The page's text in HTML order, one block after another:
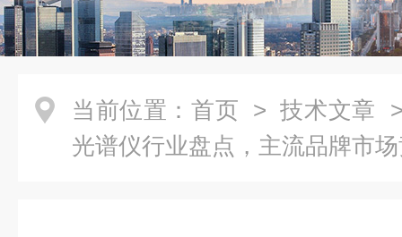
当前位置： 首页 > 技术文章
光谱仪行业盘点，主流品牌市